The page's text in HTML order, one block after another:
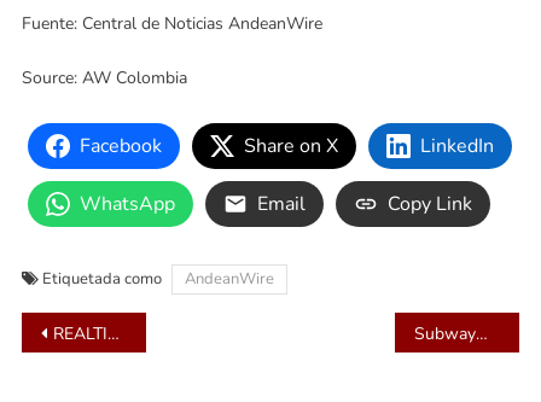
Fuente: Central de Noticias AndeanWire
Source: AW Colombia
Facebook Share on X LinkedIn
WhatsApp Email Copy Link
Etiquetada como AndeanWire
Navegación
REALTIX promueve un catastro multipropósito inclusivo para mejorar la justicia social y la planeación territorial en Colombia Subway® presenta “Subway Series” en Colombia con seis creaciones gourmet diseñadas por chefs